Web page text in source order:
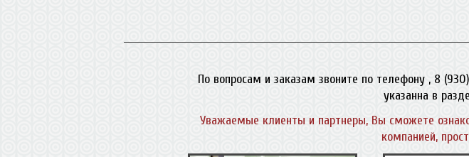
По вопросам и заказам звоните по телефону , 8
указанна в
Уважаемые клиенты и партнеры, Вы сможете
компанией,